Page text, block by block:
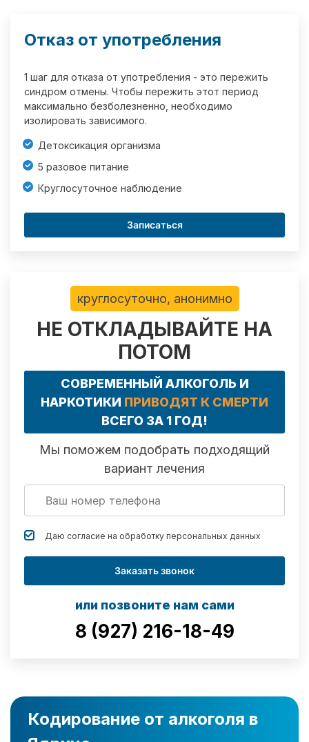
Отказ от употребления
1 шаг для отказа от употребления - это пережить
синдром отмены. Чтобы пережить этот период
максимально безболезненно, необходимо
изолировать зависимого.
Детоксикация организма
5 разовое питание
Круглосуточное наблюдение
Записаться
круглосуточно, анонимно
НЕ ОТКЛАДЫВАЙТЕ НА
ПОТОМ
СОВРЕМЕННЫЙ АЛКОГОЛЬ И
НАРКОТИКИ ПРИВОДЯТ К СМЕРТИ
ВСЕГО ЗА 1 ГОД!
Мы поможем подобрать подходящий
вариант лечения
Даю согласие на обработку персональных данных
Заказать звонок
или позвоните нам сами
8 (927) 216-18-49
Кодирование от алкоголя в